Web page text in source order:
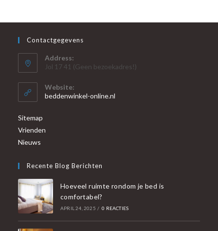
Contactgegevens
Address:
Jol 17 41 (Geen bezoekadres!)
Website:
beddenwinkel-online.nl
Sitemap
Vrienden
Nieuws
Recente Blog Berichten
Hoeveel ruimte rondom je bed is
comfortabel?
APRIL 24, 2025 / 0 REACTIES